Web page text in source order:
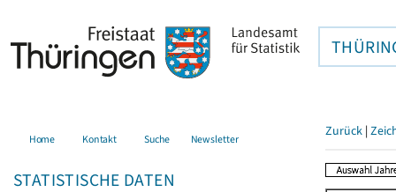
Home Kontakt Suche Newsletter
STATISTISCHE DATEN
Zurück |